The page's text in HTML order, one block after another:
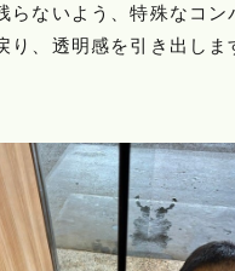
らないよう、特殊なコン
り、透明感を引き出しま